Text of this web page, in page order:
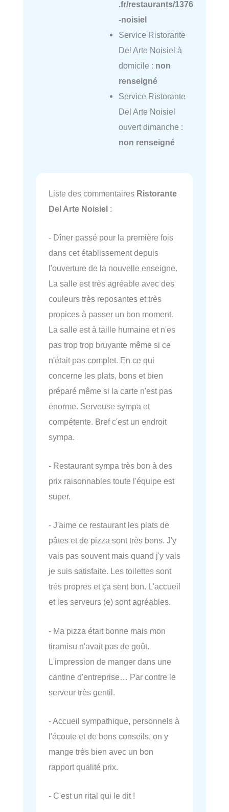
.fr/restaurants/1376
-noisiel
Service Ristorante
Del Arte Noisiel à
domicile : non
renseigné
Service Ristorante
Del Arte Noisiel
ouvert dimanche :
non renseigné
Liste des commentaires Ristorante
Del Arte Noisiel :
- Dîner passé pour la première fois
dans cet établissement depuis
l'ouverture de la nouvelle enseigne.
La salle est très agréable avec des
couleurs très reposantes et très
propices à passer un bon moment.
La salle est à taille humaine et n'es
pas trop trop bruyante même si ce
n'était pas complet. En ce qui
concerne les plats, bons et bien
préparé même si la carte n'est pas
énorme. Serveuse sympa et
compétente. Bref c'est un endroit
sympa.
- Restaurant sympa très bon à des
prix raisonnables toute l'équipe est
super.
- J'aime ce restaurant les plats de
pâtes et de pizza sont très bons. J'y
vais pas souvent mais quand j'y vais
je suis satisfaite. Les toilettes sont
très propres et ça sent bon. L'accueil
et les serveurs (e) sont agréables.
- Ma pizza était bonne mais mon
tiramisu n'avait pas de goût.
L'impression de manger dans une
cantine d'entreprise… Par contre le
serveur très gentil.
- Accueil sympathique, personnels à
l'écoute et de bons conseils, on y
mange très bien avec un bon
rapport qualité prix.
- C'est un rital qui le dit !